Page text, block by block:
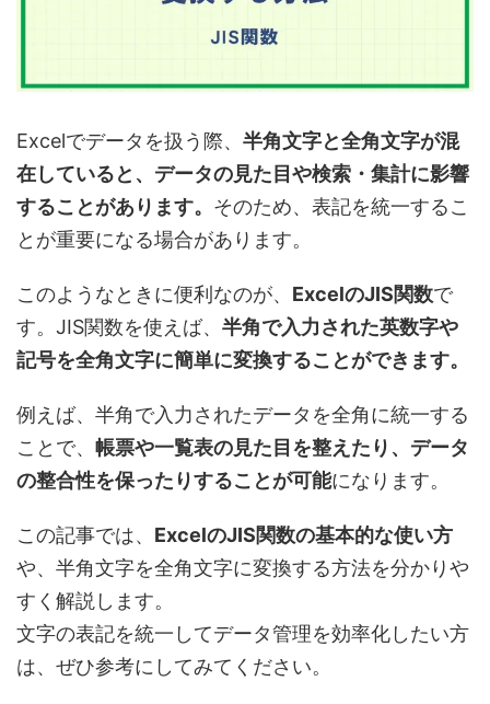
Excelでデータを扱う際、 半角文字と全角文字が混
在していると、データの見た目や検索・集計に影響
することがあります。 そのため、表記を統一するこ
とが重要になる場合があります。
このようなときに便利なのが、 ExcelのJIS関数で
す。JIS関数を使えば、 半角で入力された英数字や
記号を全角文字に簡単に変換することができます。
例えば、半角で入力されたデータを全角に統一する
ことで、 帳票や一覧表の見た目を整えたり、データ
の整合性を保ったりすることが可能になります。
この記事では、 ExcelのJIS関数の基本的な使い方
や、半角文字を全角文字に変換する方法を分かりや
すく解説します。
文字の表記を統一してデータ管理を効率化したい方
は、ぜひ参考にしてみてください。